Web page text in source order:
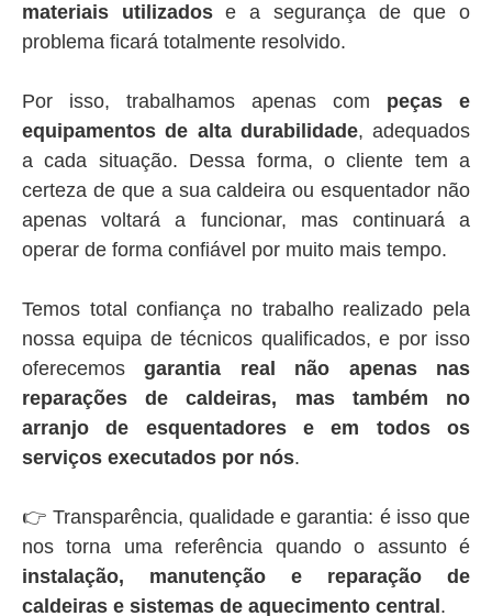
materiais utilizadose a segurança de que o
problema ficará totalmente resolvido.
Por isso, trabalhamos apenas com peças e
equipamentos de alta durabilidade, adequados
a cada situação. Dessa forma, o cliente tem a
certeza de que a sua caldeira ou esquentador não
apenas voltará a funcionar, mas continuará a
operar de forma confiável por muito mais tempo.
Temos total confiança no trabalho realizado pela
nossa equipa de técnicos qualificados, e por isso
oferecemosgarantia real não apenas nas
reparações de caldeiras, mas também no
arranjo de esquentadores e em todos os
serviços executados por nós.
👉 Transparência, qualidade e garantia: é isso que
nos torna uma referência quando o assunto é
instalação, manutenção e reparação de
caldeiras e sistemas de aquecimento central.